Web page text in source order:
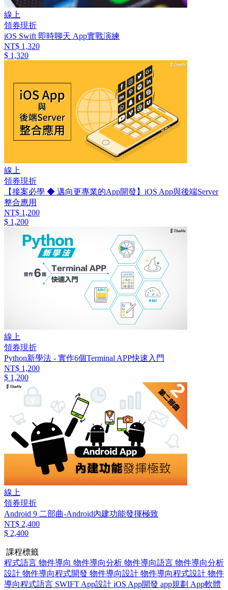
線上
領券現折
iOS Swift 即時聊天 App實戰演練
NT$ 1,320
$ 1,320
線上
領券現折
【接案必學 ◆ 邁向更專業的App開發】iOS App與後端Server
整合應用
NT$ 1,200
$ 1,200
線上
領券現折
Python新學法 - 實作6個Terminal APP快速入門
NT$ 1,200
$ 1,200
線上
領券現折
Android 9 二部曲-Android內建功能發揮極致
NT$ 2,400
$ 2,400
課程標籤
程式語言 物件導向 物件導向分析 物件導向語言 物件導向分析
設計 物件導向程式開發 物件導向設計 物件導向程式設計 物件
導向程式語言 SWIFT App設計 iOS App開發 app規劃 App軟體